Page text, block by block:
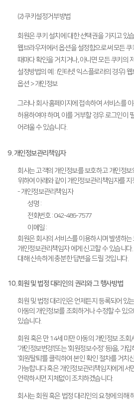
(2) 쿠키설정거부방법
회원은 쿠키 설치에 대한 선택권을 가지고 있
웹브라우저에서 옵션을 설정함으로써 모든
때마다 확인을 거치거나, 아니면 모든 쿠키의
설정방법의 예 : (인터넷 익스플로러의 경우)
옵션 > 개인정보
그러나 회사 홈페이지에 접속하여 서비스를
허용하여야 하며, 이를 거부할 경우 로그인이
어려울 수 있습니다.
9. 개인정보관리책임자
회사는 고객의 개인정보를 보호하고 개인정보
위하여 아래와 같이 개인정보관리책임자를 지
- 개인정보관리책임자
성명 :
전화번호 : 042-486-7577
이메일 :
회원은 회사의 서비스를 이용하시며 발생하
개인정보관리책임자 에게 신고할 수 있습니다
대해 신속하게 충분한 답변을 드릴 것입니다.
10. 회원 및 법정 대리인의 권리와 그 행사방법
회원 및 법정 대리인은 언제든지 등록되어 있
아동의 개인정보를 조회하거나 수정할 수 있
있습니다.
회원 혹은 만 14세 미만 아동의 개인정보 조회
'개인정보변경'(또는 '회원정보수정' 등)을, 가
'회원탈퇴'를 클릭하여 본인 확인 절차를 거치
가능합니다.혹은 개인정보관리책임자에게 서
연락하시면 지체없이 조치하겠습니다.
회사는 회원 혹은 법정 대리인의 요청에 의해